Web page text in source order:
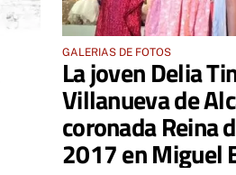
GALERIAS DE FOTOS
La joven Delia
Villanueva de
coronada Reina
2017 en Miguel